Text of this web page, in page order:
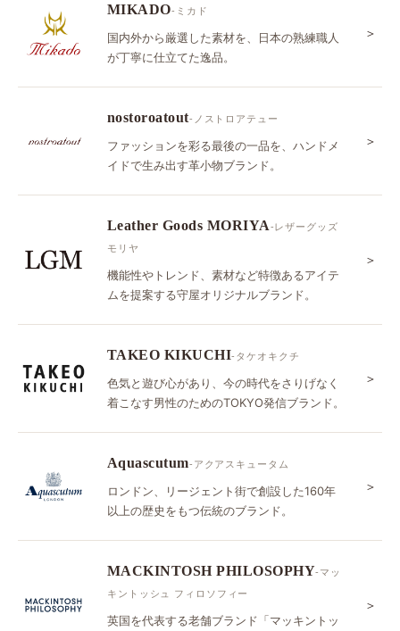
MIKADO-ミカド
国内外から厳選した素材を、日本の熟練職人
が丁寧に仕立てた逸品。
＞
nostoroatout-ノストロアテュー
ファッションを彩る最後の一品を、ハンドメ
イドで生み出す革小物ブランド。
＞
Leather Goods MORIYA-レザーグッズ
モリヤ
機能性やトレンド、素材など特徴あるアイテ
ムを提案する守屋オリジナルブランド。
＞
TAKEO KIKUCHI-タケオキクチ
色気と遊び心があり、今の時代をさりげなく
着こなす男性のためのTOKYO発信ブランド。
＞
Aquascutum-アクアスキュータム
ロンドン、リージェント街で創設した160年
以上の歴史をもつ伝統のブランド。
＞
MACKINTOSH PHILOSOPHY-マッ
キントッシュ フィロソフィー
英国を代表する老舗ブランド「マッキントッ
＞